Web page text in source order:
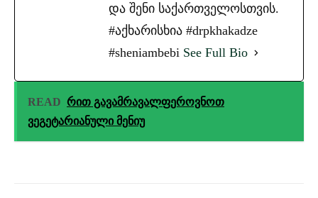
და შენი საქართველოსთვის.
#აქხარისხია #drpkhakadze
#sheniambebi See Full Bio
READ რით გავამრავალფეროვნოთ
ვეგეტარიანული მენიუ